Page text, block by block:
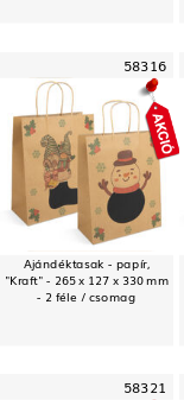
58316
Ajándéktasak - papír,
"Kraft" - 265 x 127 x 330 mm
- 2 féle / csomag
58321